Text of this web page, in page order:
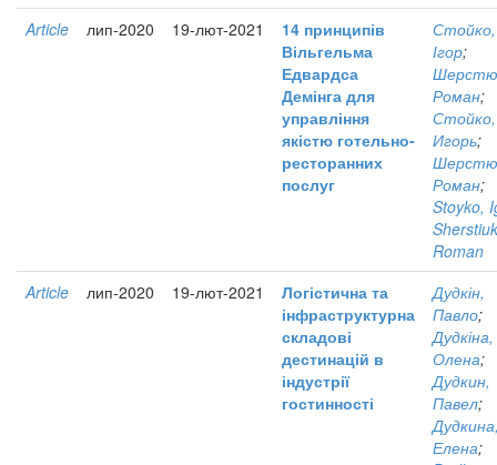
Article
лип-2020 19-лют-2021
14 принципів
Вільгельма
Едвардса
Демінга для
управління
якістю готельно-
ресторанних
послуг
Стойко,
Ігор;
Роман;
Стойко,
Игорь;
Роман;
Stoyko,
Roman
Article
лип-2020 19-лют-2021
Логістична та
інфраструктурна
складові
дестинацій в
індустрії
гостинності
Дудкін,
Павло;
Дудкіна,
Олена;
Дудкин,
Павел;
Елена;